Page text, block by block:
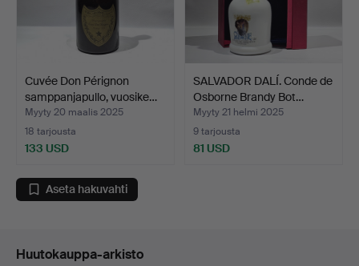
Cuvée Don Pérignon
samppanjapullo, vuosike…
Myyty 20 maalis 2025
18 tarjousta
133 USD
SALVADOR DALÍ. Conde de
Osborne Brandy Bot…
Myyty 21 helmi 2025
9 tarjousta
81 USD
Aseta hakuvahti
Huutokauppa-arkisto